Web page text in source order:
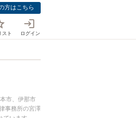
方はこちら
スト ログイン
市、伊那市
事務所の宮澤